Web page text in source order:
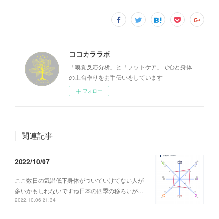
ココカララボ
「嗅覚反応分析」と「フットケア」で心と身体
の土台作りをお手伝いをしています
フォロー
関連記事
2022/10/07
ここ数日の気温低下身体がついていけてない人が
多いかもしれないですね日本の四季の移ろいが…
2022.10.06 21:34